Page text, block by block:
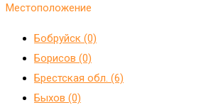
Местоположение
Бобруйск (0)
Борисов (0)
Брестская обл. (6)
Быхов (0)